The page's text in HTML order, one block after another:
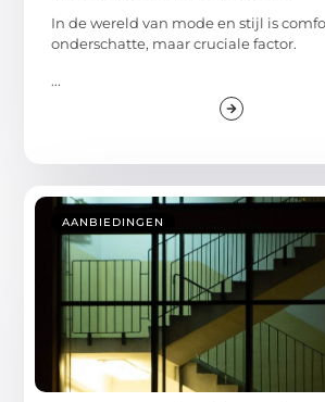
In de wereld van mode en stijl is
onderschatte, maar cruciale factor.
...
AANBIEDINGEN